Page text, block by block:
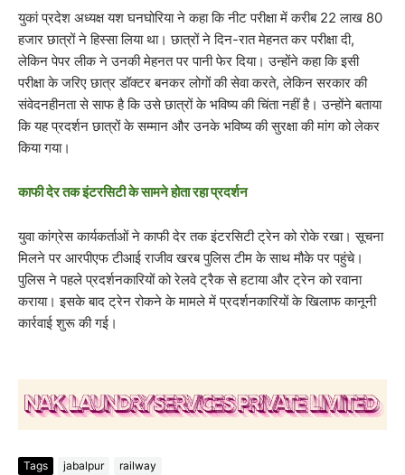
युकां प्रदेश अध्यक्ष यश घनघोरिया ने कहा कि नीट परीक्षा में करीब 22 लाख 80
हजार छात्रों ने हिस्सा लिया था। छात्रों ने दिन-रात मेहनत कर परीक्षा दी,
लेकिन पेपर लीक ने उनकी मेहनत पर पानी फेर दिया। उन्होंने कहा कि इसी
परीक्षा के जरिए छात्र डॉक्टर बनकर लोगों की सेवा करते, लेकिन सरकार की
संवेदनहीनता से साफ है कि उसे छात्रों के भविष्य की चिंता नहीं है। उन्होंने बताया
कि यह प्रदर्शन छात्रों के सम्मान और उनके भविष्य की सुरक्षा की मांग को लेकर
किया गया।
काफी देर तक इंटरसिटी के सामने होता रहा प्रदर्शन
युवा कांग्रेस कार्यकर्ताओं ने काफी देर तक इंटरसिटी ट्रेन को रोके रखा। सूचना
मिलने पर आरपीएफ टीआई राजीव खरब पुलिस टीम के साथ मौके पर पहुंचे।
पुलिस ने पहले प्रदर्शनकारियों को रेलवे ट्रैक से हटाया और ट्रेन को रवाना
कराया। इसके बाद ट्रेन रोकने के मामले में प्रदर्शनकारियों के खिलाफ कानूनी
कार्रवाई शुरू की गई।
Tags jabalpur railway